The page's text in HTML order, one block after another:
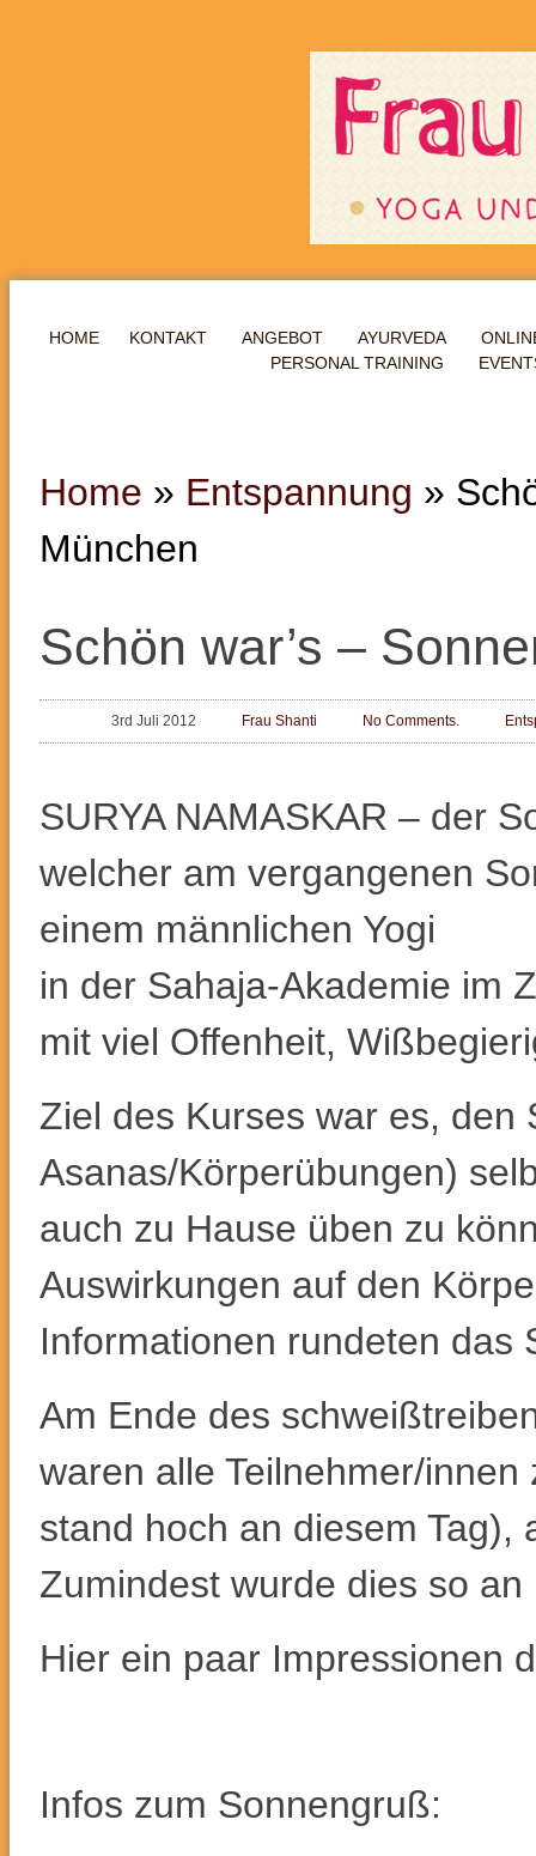
HOME KONTAKT ANGEBOT AYURVEDA
PERSONAL TRAINING
Home » Entspannung »
München
Schön war’s –
3rd Juli 2012 Frau Shanti No Comments.
SURYA NAMASKAR – der
welcher am vergangenen
einem männlichen Yogi
in der Sahaja-Akademie im
mit viel Offenheit,
Ziel des Kurses war es, den
Asanas/Körperübungen)
auch zu Hause üben zu
Auswirkungen auf den
Informationen rundeten das
Am Ende des
waren alle Teilnehmer/
stand hoch an diesem Tag),
Zumindest wurde dies so
Hier ein paar Impressionen
Infos zum Sonnengruß: